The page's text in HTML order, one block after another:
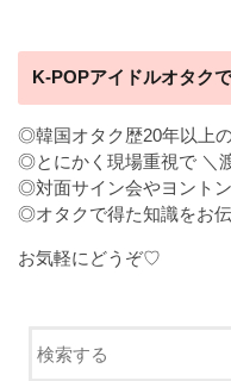
K-POPアイドルオタク
◎韓国オタク歴20年以上
◎とにかく現場重視で ＼
◎対面サイン会やヨント
◎オタクで得た知識をお
お気軽にどうぞ♡